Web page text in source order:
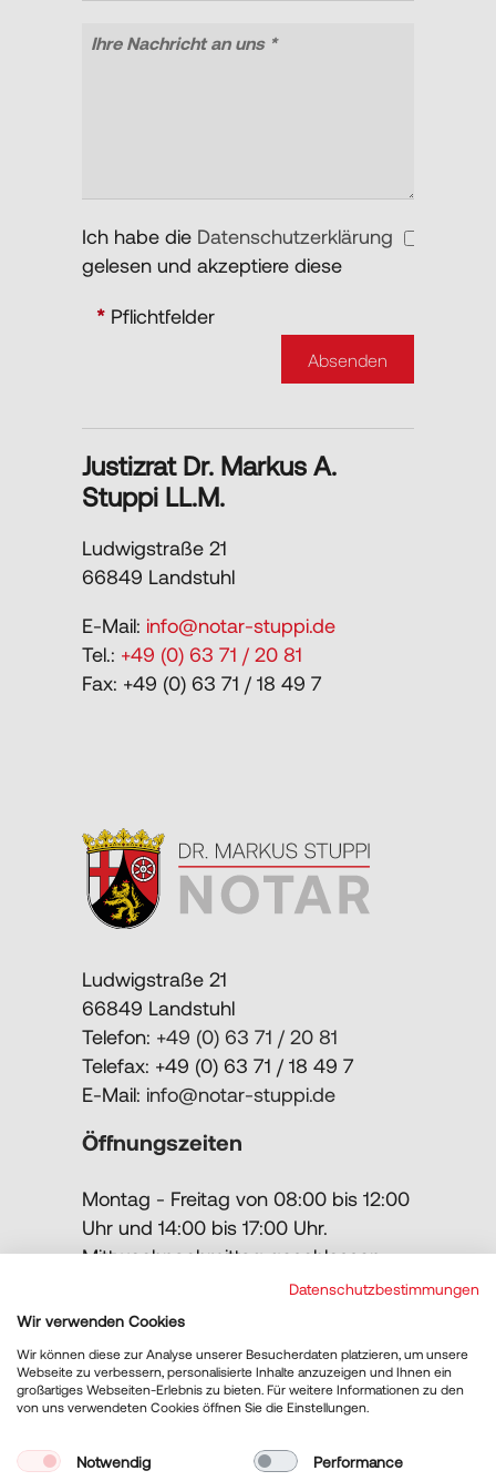
Ich habe die Datenschutzerklärung
gelesen und akzeptiere diese
* Pflichtfelder
Justizrat Dr. Markus A.
Stuppi LL.M.
Ludwigstraße 21
66849 Landstuhl
E-Mail: info@notar-stuppi.de
Tel.: +49 (0) 63 71 / 20 81
Fax: +49 (0) 63 71 / 18 49 7
Ludwigstraße 21
66849 Landstuhl
Telefon: +49 (0) 63 71 / 20 81
Telefax: +49 (0) 63 71 / 18 49 7
E-Mail: info@notar-stuppi.de
Öffnungszeiten
Montag - Freitag von 08:00 bis 12:00
Uhr und 14:00 bis 17:00 Uhr.
Mittwochnachmittag geschlossen.
Telefonische Sprechzeiten: Montag -
Datenschutzbestimmungen
Wir verwenden Cookies
Wir können diese zur Analyse unserer Besucherdaten platzieren, um unsere
Webseite zu verbessern, personalisierte Inhalte anzuzeigen und Ihnen ein
großartiges Webseiten-Erlebnis zu bieten. Für weitere Informationen zu den
von uns verwendeten Cookies öffnen Sie die Einstellungen.
Notwendig Performance